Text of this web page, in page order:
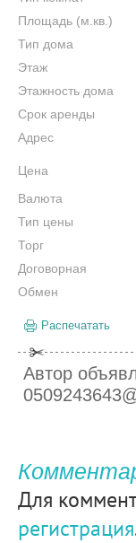
Площадь (м.кв.)
Тип дома
Этаж
Этажность дома
Срок аренды
Адрес
Цена
Валюта
Тип цены
Торг
Договорная
Обмен
Распечатать
Автор
Для
регистрация